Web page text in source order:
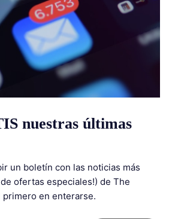
nuestras últimas
un boletín con las noticias más
ofertas especiales!) de The
primero en enterarse.